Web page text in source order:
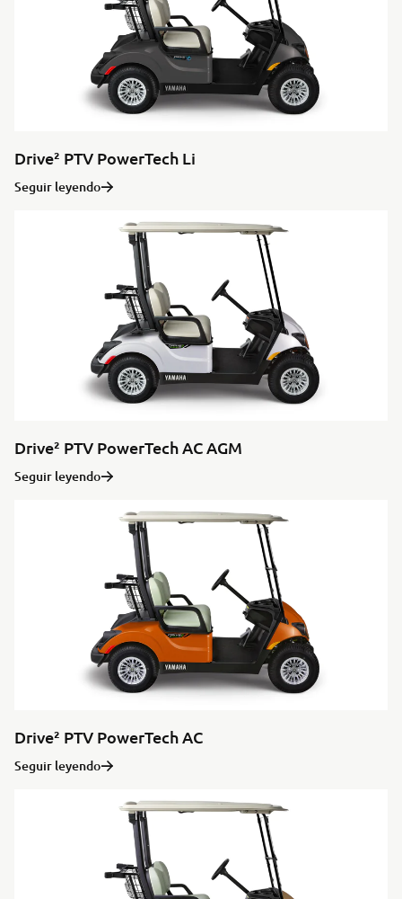
Drive² PTV PowerTech Li
Seguir leyendo
Drive² PTV PowerTech AC AGM
Seguir leyendo
Drive² PTV PowerTech AC
Seguir leyendo